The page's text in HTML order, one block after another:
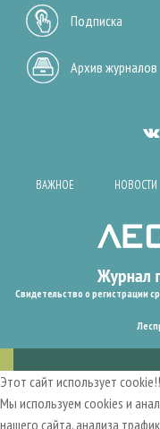
Подписка
Архив журналов
ВАЖНОЕ НОВОСТИ
Свидетельство о регистрации
Этот сайт использует cookie!!
Мы используем cookies и
нашего сайта, анализа